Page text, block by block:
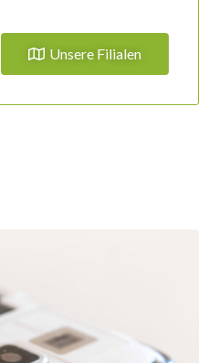
Unsere Filialen